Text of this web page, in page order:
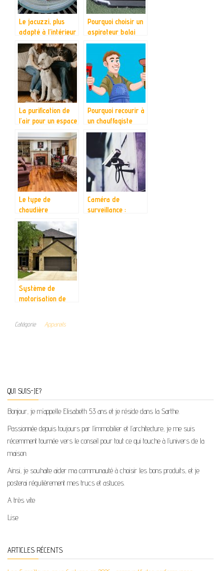
Le jacuzzi, plus
adapté à l’intérieur
qu’à l’extérieur
Pourquoi choisir un
aspirateur balai
La purification de
l’air pour un espace
de vie sain
Pourquoi recourir à
un chauffagiste
qualifié ?
Le type de
chaudière
avantageux pour
vous : la chaudière
électrique
Caméra de
surveillance :
Système de
motorisation de
tire-t-on ?
Catégorie Appareils
QUI SUIS-JE?
Bonjour, je m’appelle Elisabeth 53 ans et je réside dans la Sarthe.
Passionnée depuis toujours par l’immobilier et l’architecture, je me suis
récemment tournée vers le conseil pour tout ce qui touche à l’univers de la
maison.
Ainsi, je souhaite aider ma communauté à choisir les bons produits, et je
posterai régulièrement mes trucs et astuces.
A très vite
Lise
ARTICLES RÉCENTS